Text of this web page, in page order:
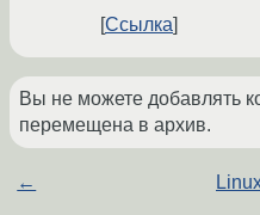
Ссылка
Вы не можете добавлять
перемещена в архив.
←